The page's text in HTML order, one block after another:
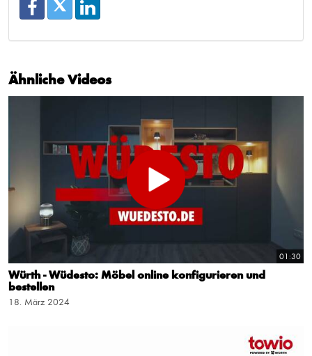
Ähnliche Videos
01:30
Würth - Wüdesto: Möbel online konfigurieren und
bestellen
18. März 2024